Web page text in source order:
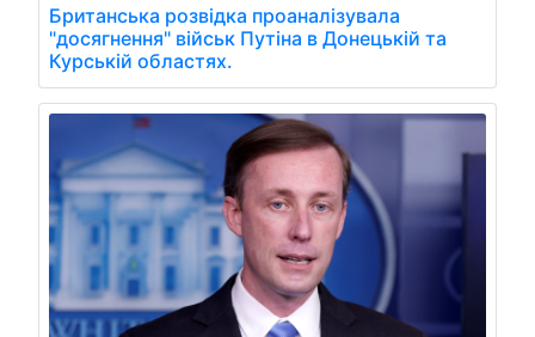
Британська розвідка проаналізувала
"досягнення" військ Путіна в Донецькій та
Курській областях.